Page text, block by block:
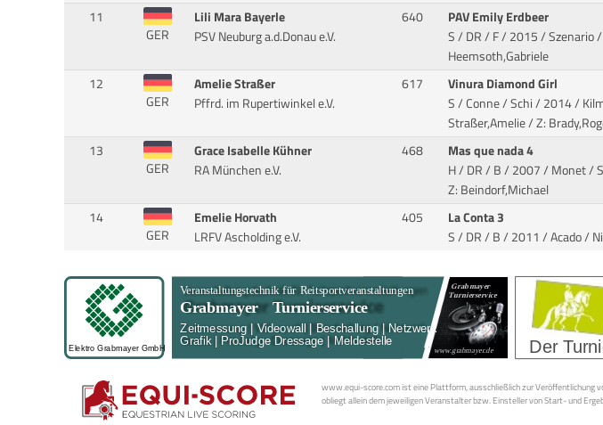
11
GER
Lili Mara Bayerle
PSV Neuburg a.d.Donau e.V.
640
PAV Emily Erdbeer
S / DR / F / 2015 / Szenario
Heemsoth,Gabriele
12
GER
Amelie Straßer
Pffrd. im Rupertiwinkel e.V.
617
Vinura Diamond Girl
S / Conne / Schi / 2014 /
Straßer,Amelie / Z:
13
GER
Grace Isabelle Kühner
RA München e.V.
468
Mas que nada 4
H / DR / B / 2007 / Monet /
Z: Beindorf,Michael
14
GER
Emelie Horvath
LRFV Ascholding e.V.
405
La Conta 3
S / DR / B / 2011 / Acado /
www.equi-score.com ist eine Plattform, ausschließlich zur Veröffentlichung
obliegt allein dem jeweiligen Veranstalter bzw. Einsteller von Start- und